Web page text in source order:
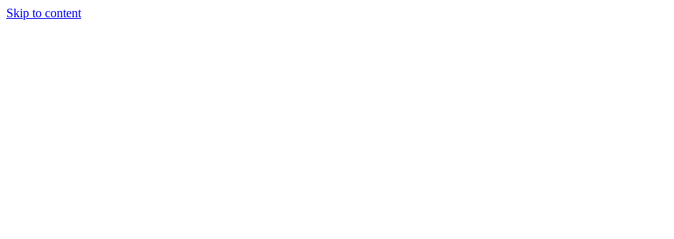
Skip to content